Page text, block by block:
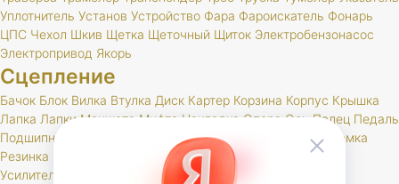
Уплотнитель Установ Устройство Фара Фароискатель Фонарь
ЦПС Чехол Шкив Щетка Щеточный Щиток Электробензонасос
Электропривод Якорь
Сцепление
Бачок Блок Вилка Втулка Диск Картер Корзина Корпус Крышка
Лапка Лапки Манжета Муфта Накладка Опора Ось Палец Педаль
Подшипник
Пружина Раб
Рамка
Резинка
Сцепление Толкатель
Тяга
Усилитель
Шаровая Шланг Шток